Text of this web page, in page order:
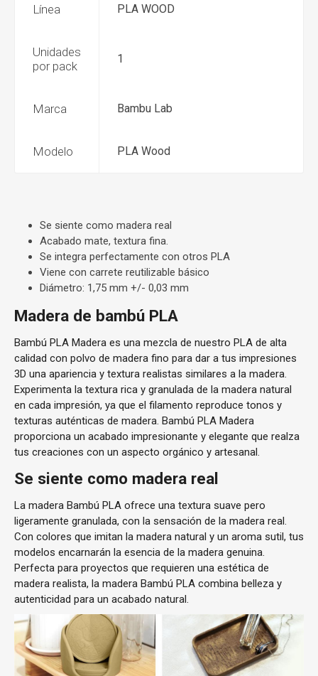
Línea PLA WOOD
Unidades
por pack
1
Marca Bambu Lab
Modelo PLA Wood
Se siente como madera real
Acabado mate, textura fina.
Se integra perfectamente con otros PLA
Viene con carrete reutilizable básico
Diámetro: 1,75 mm +/- 0,03 mm
Madera de bambú PLA
Bambú PLA Madera es una mezcla de nuestro PLA de alta
calidad con polvo de madera fino para dar a tus impresiones
3D una apariencia y textura realistas similares a la madera.
Experimenta la textura rica y granulada de la madera natural
en cada impresión, ya que el filamento reproduce tonos y
texturas auténticas de madera. Bambú PLA Madera
proporciona un acabado impresionante y elegante que realza
tus creaciones con un aspecto orgánico y artesanal.
Se siente como madera real
La madera Bambú PLA ofrece una textura suave pero
ligeramente granulada, con la sensación de la madera real.
Con colores que imitan la madera natural y un aroma sutil, tus
modelos encarnarán la esencia de la madera genuina.
Perfecta para proyectos que requieren una estética de
madera realista, la madera Bambú PLA combina belleza y
autenticidad para un acabado natural.